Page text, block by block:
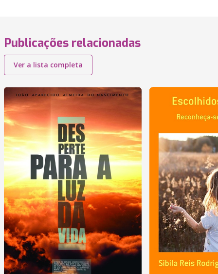
Publicações relacionadas
Ver a lista completa